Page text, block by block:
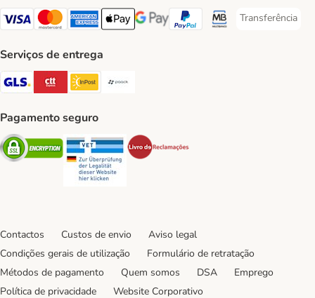
Visa Payment Method
Mastercard Payment Method
American Express Payment Method
Apple Pay Payment Method
Google Pay Payment Method
PayPal Payment Method
Multibanco Payment
Transferência
Transferência
Serviços de entrega
GLS Shipping Method
CTTExpress Shipping Method
InPost Shipping Method
Pagamento seguro
Security Security
Contactos Custos de envio
Aviso legal
Condições gerais de utilização
Formulário de retratação
Métodos de pagamento
Quem somos DSA
Emprego
Política de privacidade
Website Corporativo